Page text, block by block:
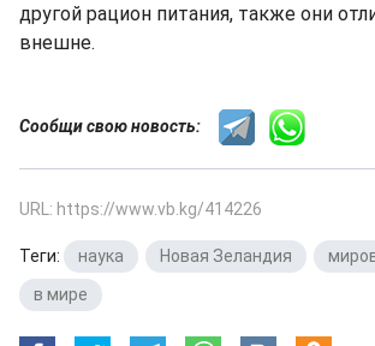
другой рацион питания, также они
внешне.
Сообщи свою новость:
URL: https://www.vb.kg/414226
Теги: наука Новая Зеландия
в мире